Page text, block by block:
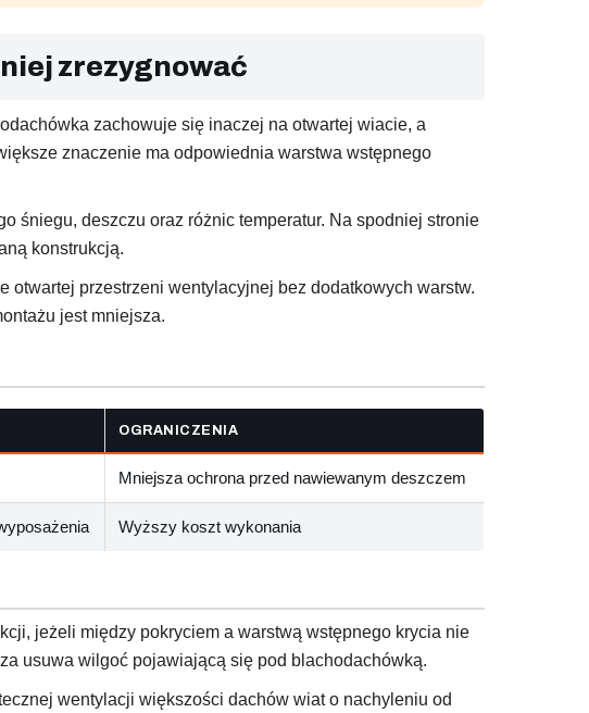
zrezygnować
zachowuje się inaczej na otwartej wiacie, a
znaczenie ma odpowiednia warstwa wstępnego
śniegu, deszczu oraz różnic temperatur. Na spodniej stronie
konstrukcją.
przestrzeni wentylacyjnej bez dodatkowych warstw.
jest mniejsza.
OGRANICZENIA
Mniejsza ochrona przed nawiewanym deszczem
Wyższy koszt wykonania
jeżeli między pokryciem a warstwą wstępnego krycia nie
usuwa wilgoć pojawiającą się pod blachodachówką.
wentylacji większości dachów wiat o nachyleniu od